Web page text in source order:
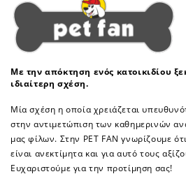
Με την απόκτηση ενός κατοικιδίου
ιδιαίτερη σχέση.
Μία σχέση η οποία χρειάζεται
στην αντιμετώπιση των καθημερινών
μας φίλων. Στην PET FAN γνωρίζουμε
είναι ανεκτίμητα και για αυτό τους
Ευχαριστούμε για την προτίμηση σας!